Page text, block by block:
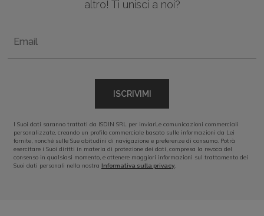
altro! Ti unisci a noi?
Email
ISCRIVIMI
I Suoi dati saranno trattati da ISDIN SRL per inviarLe comunicazioni commerciali
personalizzate, creando un profilo commerciale basato sulle informazioni da Lei
fornite, nonché sulle Sue abitudini di navigazione e preferenze di consumo. Potrà
esercitare i Suoi diritti in materia di protezione dei dati, compresa la revoca del
consenso in qualsiasi momento, e ottenere maggiori informazioni sul trattamento dei
Suoi dati personali nella nostra Informativa sulla privacy